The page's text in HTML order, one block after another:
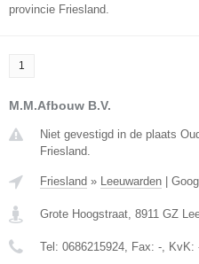
provincie Friesland.
1
M.M.Afbouw B.V.
Niet gevestigd in de plaats
Friesland.
Friesland » Leeuwarden
Grote Hoogstraat, 8911 GZ
Tel: 0686215924, Fax: -, KvK: